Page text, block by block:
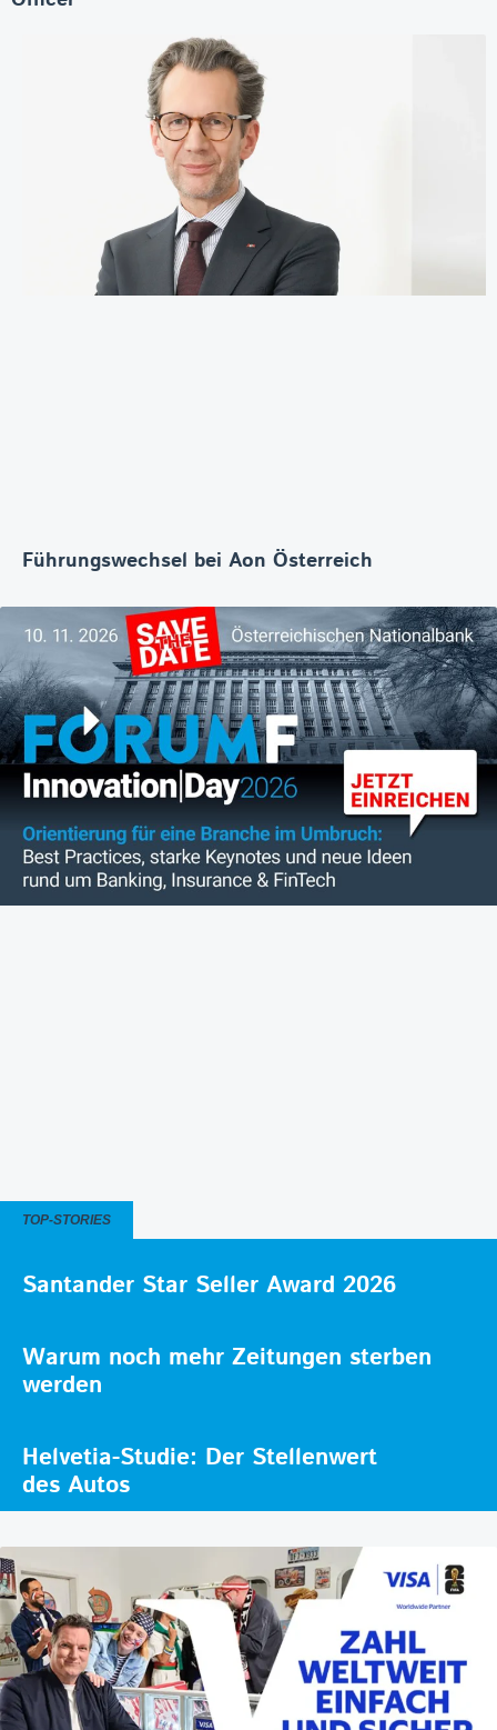
Führungswechsel bei Aon Österreich
TOP-STORIES
Santander Star Seller Award 2026
Warum noch mehr Zeitungen sterben
werden
Helvetia-Studie: Der Stellenwert
des Autos